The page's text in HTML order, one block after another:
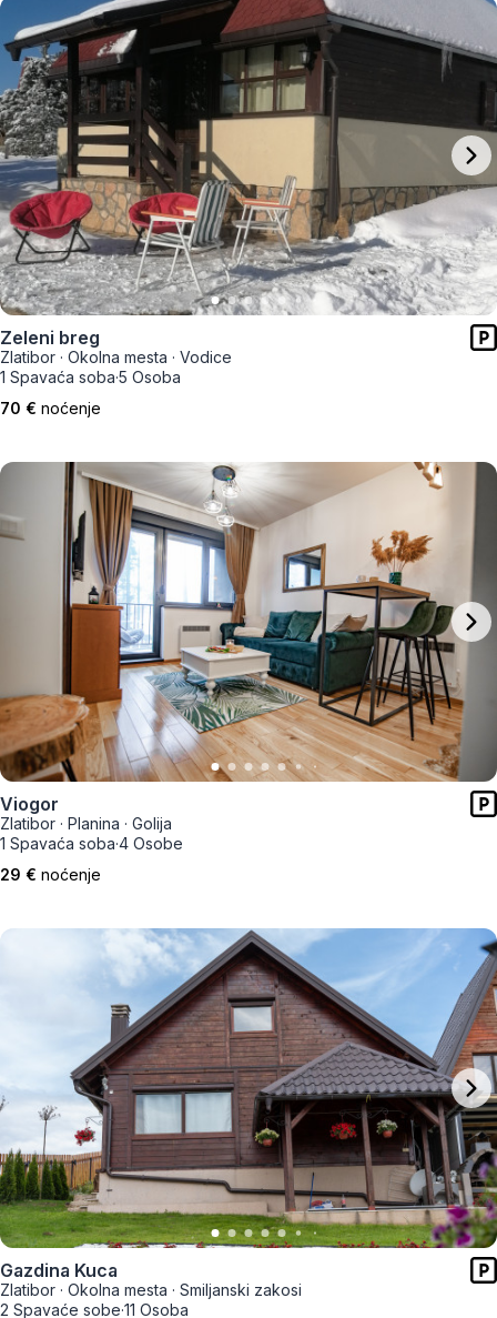
Zeleni breg
Zlatibor · Okolna mesta · Vodice
1 Spavaća soba·5 Osoba
70 € noćenje
Viogor
Zlatibor · Planina · Golija
1 Spavaća soba·4 Osobe
29 € noćenje
Gazdina Kuca
Zlatibor · Okolna mesta · Smiljanski zakosi
2 Spavaće sobe·11 Osoba